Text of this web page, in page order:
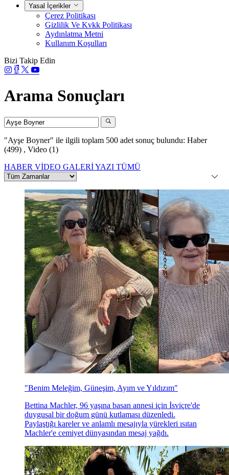
Yasal İçerikler
Çerez Politikası
Gizlilik Ve Kvkk Politikası
Aydınlatma Metni
Kullanım Koşulları
Bizi Takip Edin
Arama Sonuçları
"Ayşe Boyner" ile ilgili toplam 500 adet sonuç bulundu: Haber
(499) , Video (1)
HABER VİDEO GALERİYAZI TÜMÜ
"Benim Meleğim, Güneşim, Ayım ve Yıldızım"
Bettina Machler, 96 yaşına basan annesi için İsviçre'de
duygusal bir doğum günü kutlaması düzenledi.
Paylaştığı kareler ve anlamlı mesajıyla yürekleri ısıtan
Machler'e cemiyet dünyasından mesaj yağdı.